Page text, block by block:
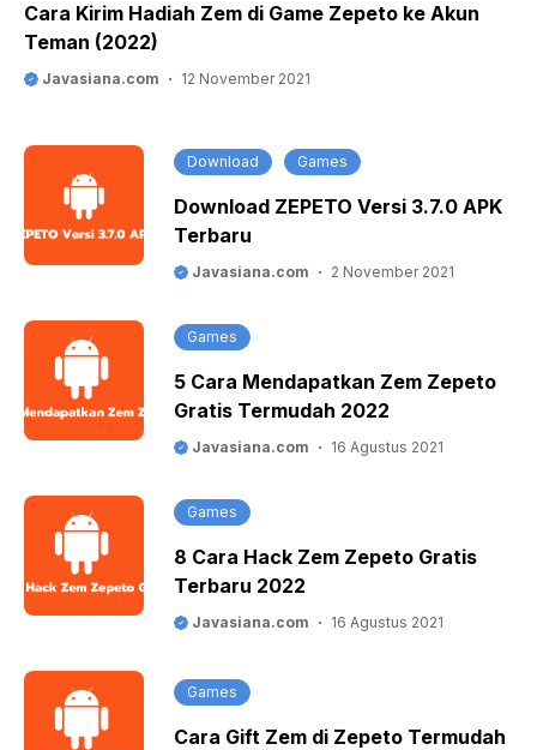
Cara Kirim Hadiah Zem di Game Zepeto ke Akun
Teman (2022)
Javasiana.com 12 November 2021
Download Games
Download ZEPETO Versi 3.7.0 APK
Terbaru
Javasiana.com 2 November 2021
Games
5 Cara Mendapatkan Zem Zepeto
Gratis Termudah 2022
Javasiana.com 16 Agustus 2021
Games
8 Cara Hack Zem Zepeto Gratis
Terbaru 2022
Javasiana.com 16 Agustus 2021
Games
Cara Gift Zem di Zepeto Termudah